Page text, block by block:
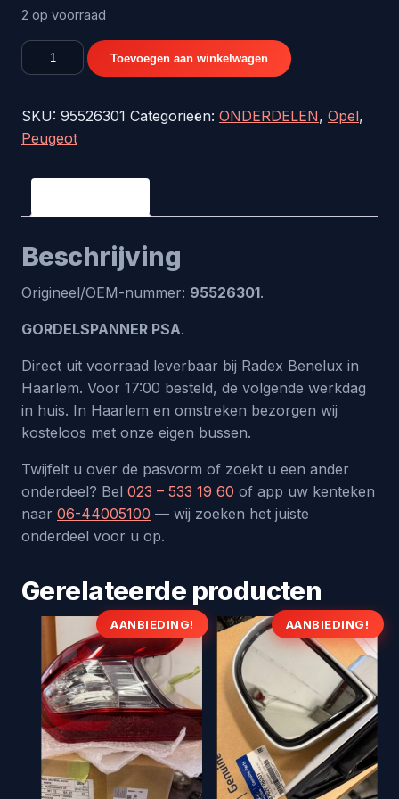
2 op voorraad
GORDELSPANNER
PSA
origineel
nr.
aantal
Toevoegen aan winkelwagen
SKU: 95526301 Categorieën: ONDERDELEN, Opel,
Peugeot
Beschrijving
Origineel/OEM-nummer: 95526301.
GORDELSPANNER PSA.
Direct uit voorraad leverbaar bij Radex Benelux in
Haarlem. Voor 17:00 besteld, de volgende werkdag
in huis. In Haarlem en omstreken bezorgen wij
kosteloos met onze eigen bussen.
Twijfelt u over de pasvorm of zoekt u een ander
onderdeel? Bel 023 – 533 19 60 of app uw kenteken
naar 06-44005100 — wij zoeken het juiste
onderdeel voor u op.
Gerelateerde producten
AANBIEDING! AANBIEDING!